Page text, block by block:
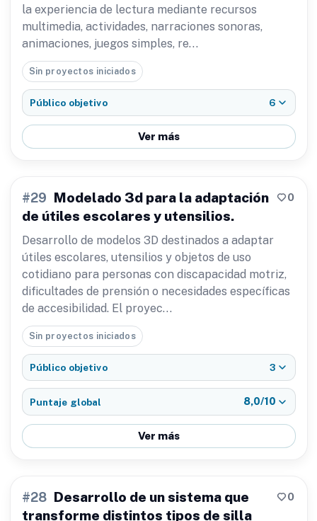
la experiencia de lectura mediante recursos
multimedia, actividades, narraciones sonoras,
animaciones, juegos simples, re…
Sin proyectos iniciados
Público objetivo 6
Ver más
#29 Modelado 3d para la adaptación
de útiles escolares y utensilios.
0
Desarrollo de modelos 3D destinados a adaptar
útiles escolares, utensilios y objetos de uso
cotidiano para personas con discapacidad motriz,
dificultades de prensión o necesidades específicas
de accesibilidad. El proyec…
Sin proyectos iniciados
Público objetivo 3
Puntaje global 8,0/10
Ver más
#28 Desarrollo de un sistema que
transforme distintos tipos de silla
0